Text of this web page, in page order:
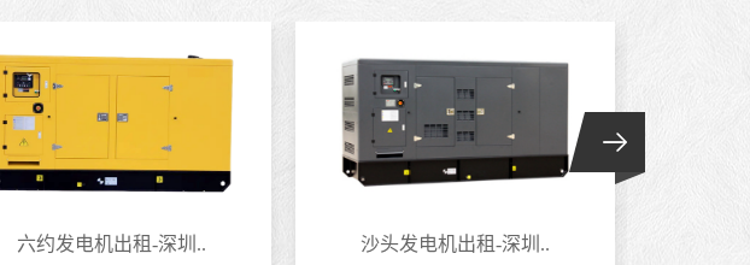
六约发电机出租-深圳.. 沙头发电机出租-深圳..